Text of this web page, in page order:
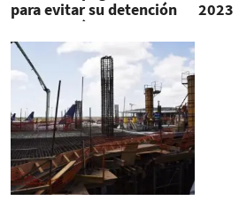
para evitar su detención
en Panamá
2023